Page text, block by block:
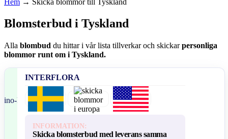
Hem → Skicka blommor till Tyskland
Blomsterbud i Tyskland
Alla blombud du hittar i vår lista tillverkar och skickarpersonliga
blommor runt om i Tyskland.
INTERFLORA
INFORMATION:
Skicka blomsterbud med leverans samma